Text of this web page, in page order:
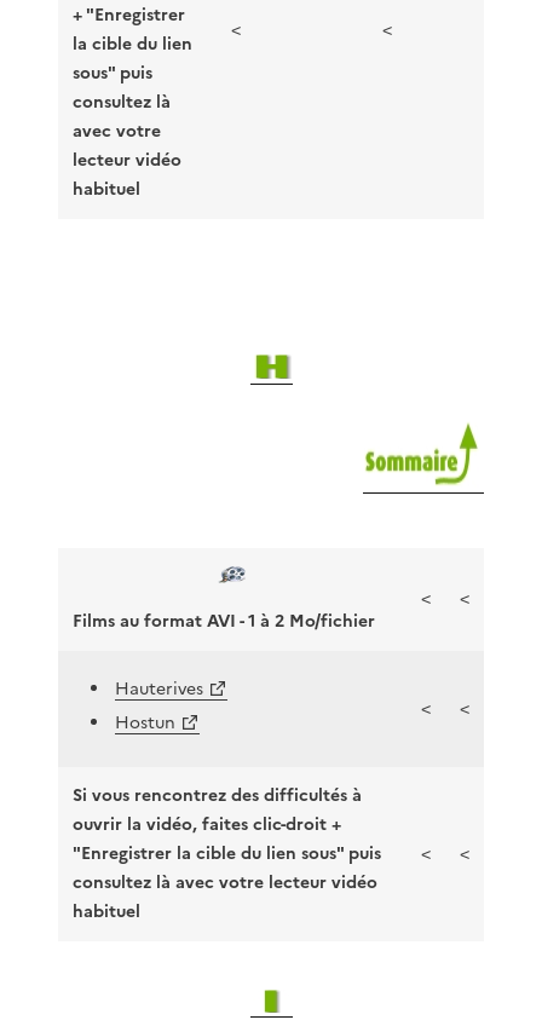
+ "Enregistrer
la cible du lien
sous" puis
consultez là
avec votre
lecteur vidéo
habituel
< <
Films au format AVI - 1 à 2 Mo/fichier
< <
Hauterives
Hostun
< <
Si vous rencontrez des difficultés à
ouvrir la vidéo, faites clic-droit +
"Enregistrer la cible du lien sous" puis
consultez là avec votre lecteur vidéo
habituel
< <